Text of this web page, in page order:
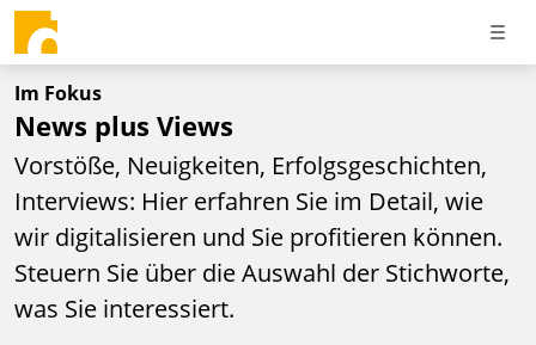
Im Fokus
News plus Views
Vorstöße, Neuigkeiten, Erfolgsgeschichten,
Interviews: Hier erfahren Sie im Detail, wie
wir digitalisieren und Sie profitieren können.
Steuern Sie über die Auswahl der Stichworte,
was Sie interessiert.